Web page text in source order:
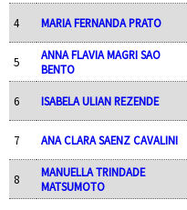
4 MARIA FERNANDA PRATO
5
ANNA FLAVIA MAGRI SAO
BENTO
6 ISABELA ULIAN REZENDE
7 ANA CLARA SAENZ CAVALINI
8
MANUELLA TRINDADE
MATSUMOTO